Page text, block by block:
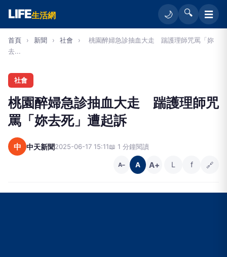
LIFE生活網 🌙 🔍 ☰
首頁 › 新聞 › 社會 ›
桃園醉婦急診抽血大走 踹護理師咒罵「妳
去...
社會
桃園醉婦急診抽血大走 踹護理師咒
罵「妳去死」遭起訴
中 中天新聞2025-06-17 15:11📖 1 分鐘閱讀
A− A A+ L f 🔗